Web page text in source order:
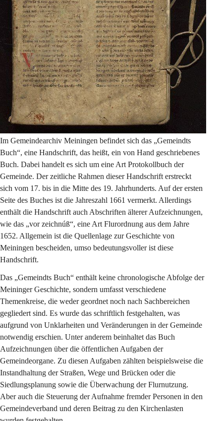
Im Gemeindearchiv Meiningen befindet sich das „Gemeindts
Buch“, eine Handschrift, das heißt, ein von Hand geschriebenes
Buch. Dabei handelt es sich um eine Art Protokollbuch der
Gemeinde. Der zeitliche Rahmen dieser Handschrift erstreckt
sich vom 17. bis in die Mitte des 19. Jahrhunderts. Auf der ersten
Seite des Buches ist die Jahreszahl 1661 vermerkt. Allerdings
enthält die Handschrift auch Abschriften älterer Aufzeichnungen,
wie das „vor zeichnúß“, eine Art Flurordnung aus dem Jahre
1652. Allgemein ist die Quellenlage zur Geschichte von
Meiningen bescheiden, umso bedeutungsvoller ist diese
Handschrift.
Das „Gemeindts Buch“ enthält keine chronologische Abfolge der
Meininger Geschichte, sondern umfasst verschiedene
Themenkreise, die weder geordnet noch nach Sachbereichen
gegliedert sind. Es wurde das schriftlich festgehalten, was
aufgrund von Unklarheiten und Veränderungen in der Gemeinde
notwendig erschien. Unter anderem beinhaltet das Buch
Aufzeichnungen über die öffentlichen Aufgaben der
Gemeindeorgane. Zu diesen Aufgaben zählten beispielsweise die
Instandhaltung der Straßen, Wege und Brücken oder die
Siedlungsplanung sowie die Überwachung der Flurnutzung.
Aber auch die Steuerung der Aufnahme fremder Personen in den
Gemeindeverband und deren Beitrag zu den Kirchenlasten